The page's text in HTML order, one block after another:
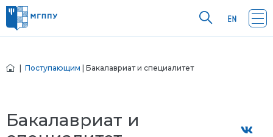
Поступающим | Бакалавриат и специалитет
Бакалавриат и